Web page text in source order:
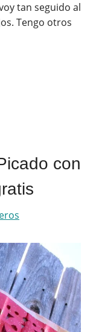
tan seguido al
Tengo otros
con